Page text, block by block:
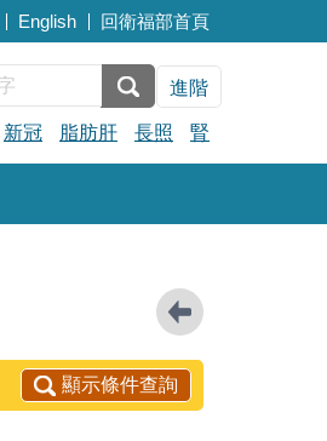
English 回衛福部首頁
進階
新冠 脂肪肝 長照 腎
顯示條件查詢